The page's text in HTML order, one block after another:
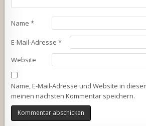
Name*
E-Mail-Adresse*
Website
Name, E-Mail-Adresse und Website in
meinen nächsten Kommentar speichern.